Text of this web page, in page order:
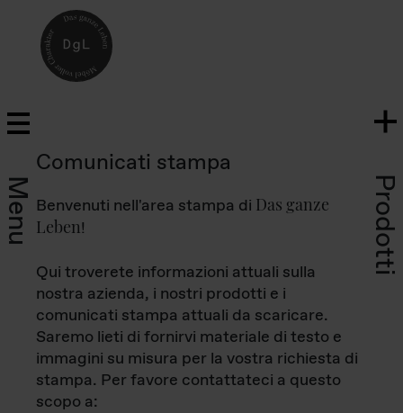
Menu Prodotti
Comunicati stampa
Benvenuti nell'area stampa di Das ganze
Leben!
Qui troverete informazioni attuali sulla
nostra azienda, i nostri prodotti e i
comunicati stampa attuali da scaricare.
Saremo lieti di fornirvi materiale di testo e
immagini su misura per la vostra richiesta di
stampa. Per favore contattateci a questo
scopo a: